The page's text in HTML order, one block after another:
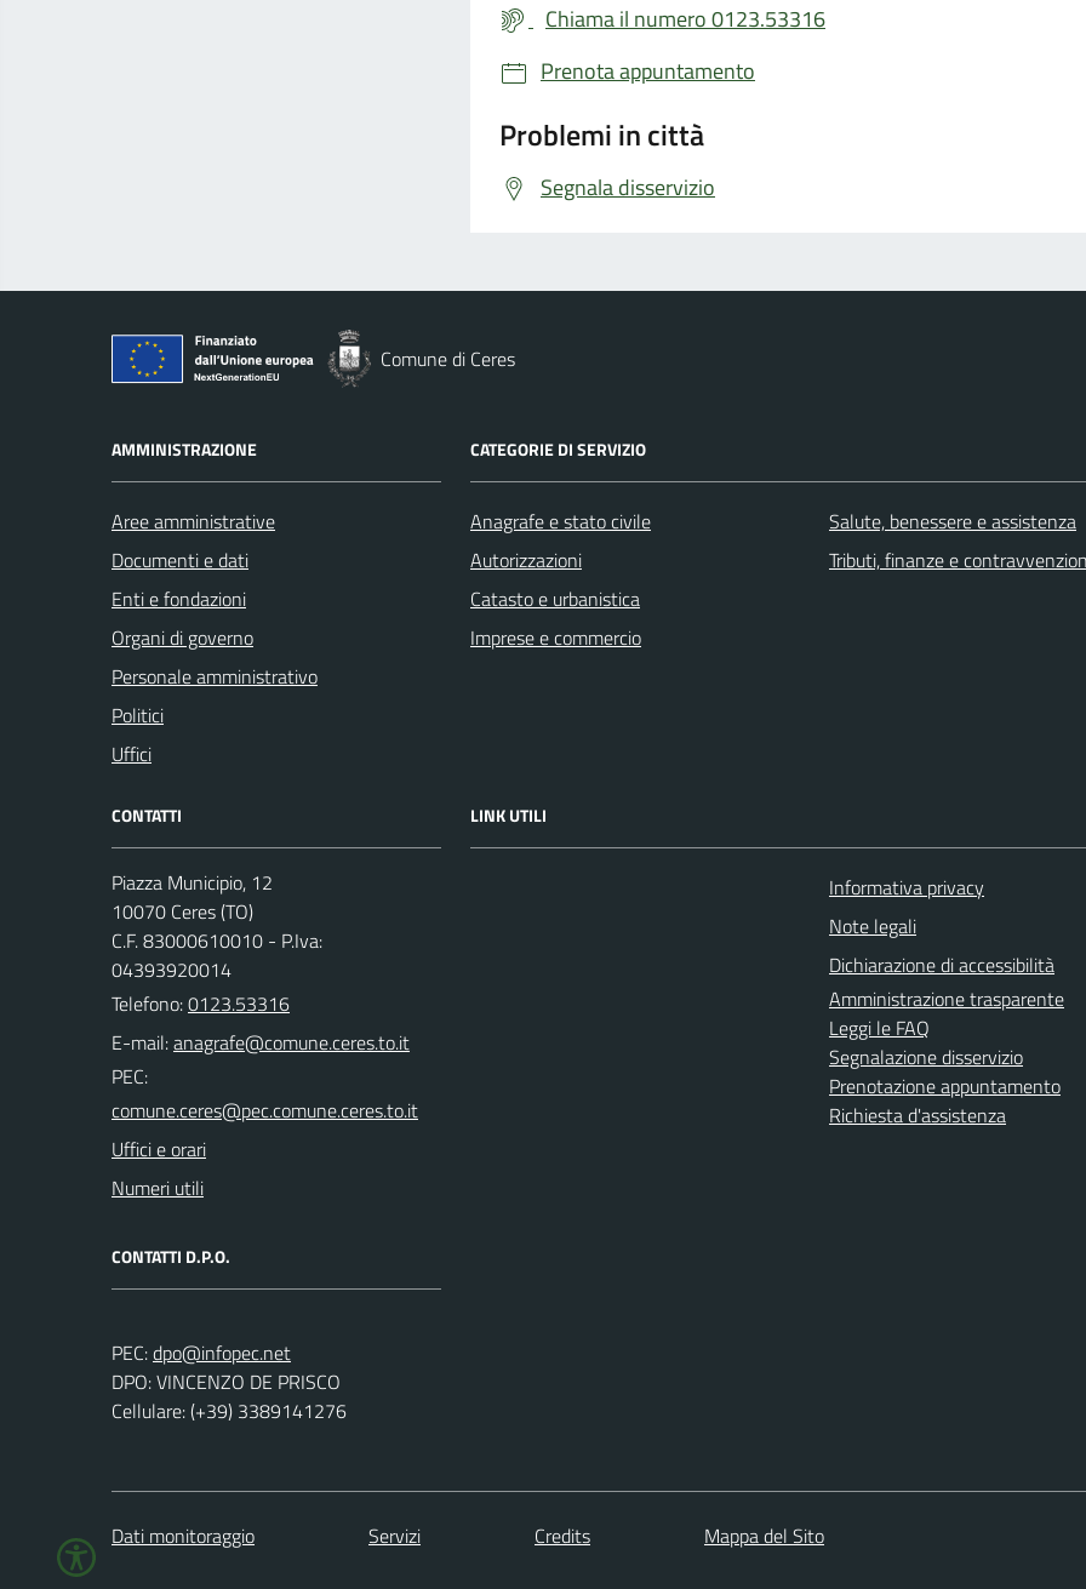
Chiama il numero 0123.53316
Prenota appuntamento
Problemi in città
Segnala disservizio
Comune di Ceres
AMMINISTRAZIONE
Aree amministrative
Documenti e dati
Enti e fondazioni
Organi di governo
Personale amministrativo
Politici
Uffici
CATEGORIE DI SERVIZIO
Anagrafe e stato civile
Autorizzazioni
Catasto e urbanistica
Imprese e commercio
Salute, benessere e assistenza
Tributi, finanze e
CONTATTI
Piazza Municipio, 12
10070 Ceres (TO)
C.F. 83000610010 - P.Iva:
04393920014
Telefono:0123.53316
E-mail:
PEC:
Uffici e orari
Numeri utili
CONTATTI D.P.O.
PEC:
DPO: VINCENZO DE PRISCO
Cellulare: (+39) 3389141276
LINK UTILI
Informativa privacy
Note legali
Dichiarazione di accessibilità
Amministrazione trasparente
Leggi le FAQ
Segnalazione disservizio
Prenotazione appuntamento
Richiesta d'assistenza
Dati monitoraggio Servizi Credits Mappa del Sito